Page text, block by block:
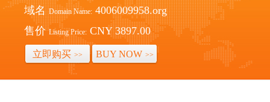
域名 Domain Name: 4006009958.org
售价 Listing Price: CNY 3897.00
立即购买 >> BUY NOW >>